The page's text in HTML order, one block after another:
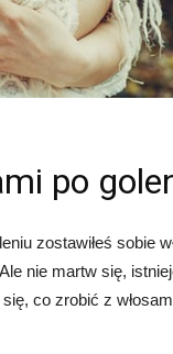
po
zostawiłeś sobie
nie martw się,
co zrobić z